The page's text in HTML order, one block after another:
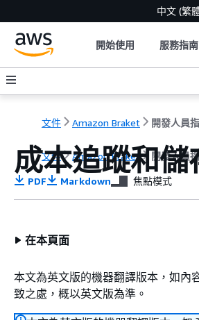
中文 (繁
開始使用 服務指南
文件 Amazon Braket 開發人員
文件 Amazon Braket 開發人員
成本追蹤和儲
PDF Markdown 焦點模式
在本頁面
本文為英文版的機器翻譯版本，如內
致之處，概以英文版為準。